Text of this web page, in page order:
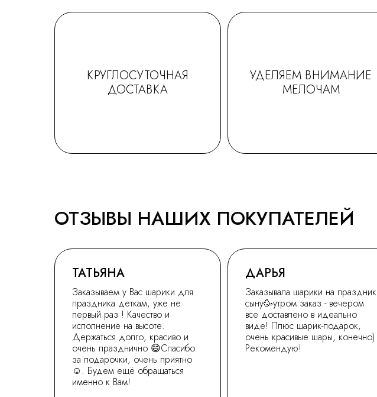
КРУГЛОСУТОЧНАЯ
ДОСТАВКА
УДЕЛЯЕМ ВНИМАНИЕ
МЕЛОЧАМ
ОТЗЫВЫ НАШИХ ПОКУПАТЕЛЕЙ
Заказывала шарики на праздник
сыну🥳утром заказ - вечером
все доставлено в идеально
виде! Плюс шарик-подарок,
очень красивые шары, конечно)
Рекомендую!
ДАРЬЯ
ТАТЬЯНА
Заказываем у Вас шарики для
праздника деткам, уже не
первый раз ! Качество и
исполнение на высоте.
Держаться долго, красиво и
очень празднично 😄Спасибо
за подарочки, очень приятно
☺. Будем ещё обращаться
именно к Вам!